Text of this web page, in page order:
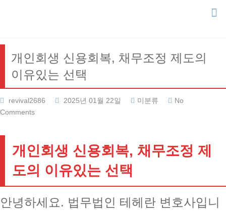
개인회생 신용회복, 채무조정 제도의
이유있는 선택
revival2686 2025년 01월 22일 미분류
No
Comments
개인회생 신용회복, 채무조정 제
도의 이유있는 선택
안녕하세요. 법무법인 테헤란 변호사입니